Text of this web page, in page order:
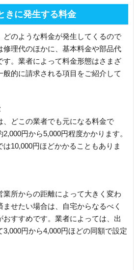
きに発生する料金
どのような料金が発生してくるので
修理代のほかに、基本料金や部品代
す。業者によって料金形態はさまざ
般的に請求される項目をご紹介して
、どこの業者でも元になる料金で
円から5,000円程度かかります。
10,000円ほどかかることもありま
業所からの距離によって大きく変わ
ませたい場合は、自宅からなるべく
おすすめです。業者によっては、出
円から4,000円ほどの同額で設定